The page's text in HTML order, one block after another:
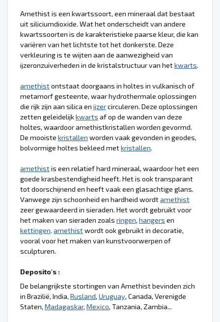
Amethist is een kwartssoort, een mineraal dat bestaat
uit siliciumdioxide. Wat het onderscheidt van andere
kwartssoorten is de karakteristieke paarse kleur, die kan
variëren van het lichtste tot het donkerste. Deze
verkleuring is te wijten aan de aanwezigheid van
ijzeronzuiverheden in de kristalstructuur van hetkwarts.
amethistontstaat doorgaans in holtes in vulkanisch of
metamorf gesteente, waar hydrothermale oplossingen
die rijk zijn aan silica en ijzercirculeren. Deze oplossingen
zetten geleidelijkkwarts af op de wanden van deze
holtes, waardoor amethistkristallen worden gevormd.
De mooiste kristallen worden vaak gevonden in geodes,
bolvormige holtes bekleed metkristallen.
amethistis een relatief hard mineraal, waardoor het een
goede krasbestendigheid heeft. Het is ook transparant
tot doorschijnend en heeft vaak een glasachtige glans.
Vanwege zijn schoonheid en hardheid wordtamethist
zeer gewaardeerd in sieraden. Het wordt gebruikt voor
het maken van sieraden zoals ringen, hangers en
kettingen. amethistwordt ook gebruikt in decoratie,
vooral voor het maken van kunstvoorwerpen of
sculpturen.
Deposito's :
De belangrijkste stortingen van Amethist bevinden zich
in Brazilië, India, Rusland, Uruguay, Canada, Verenigde
Staten, Madagaskar, Mexico, Tanzania, Zambia...